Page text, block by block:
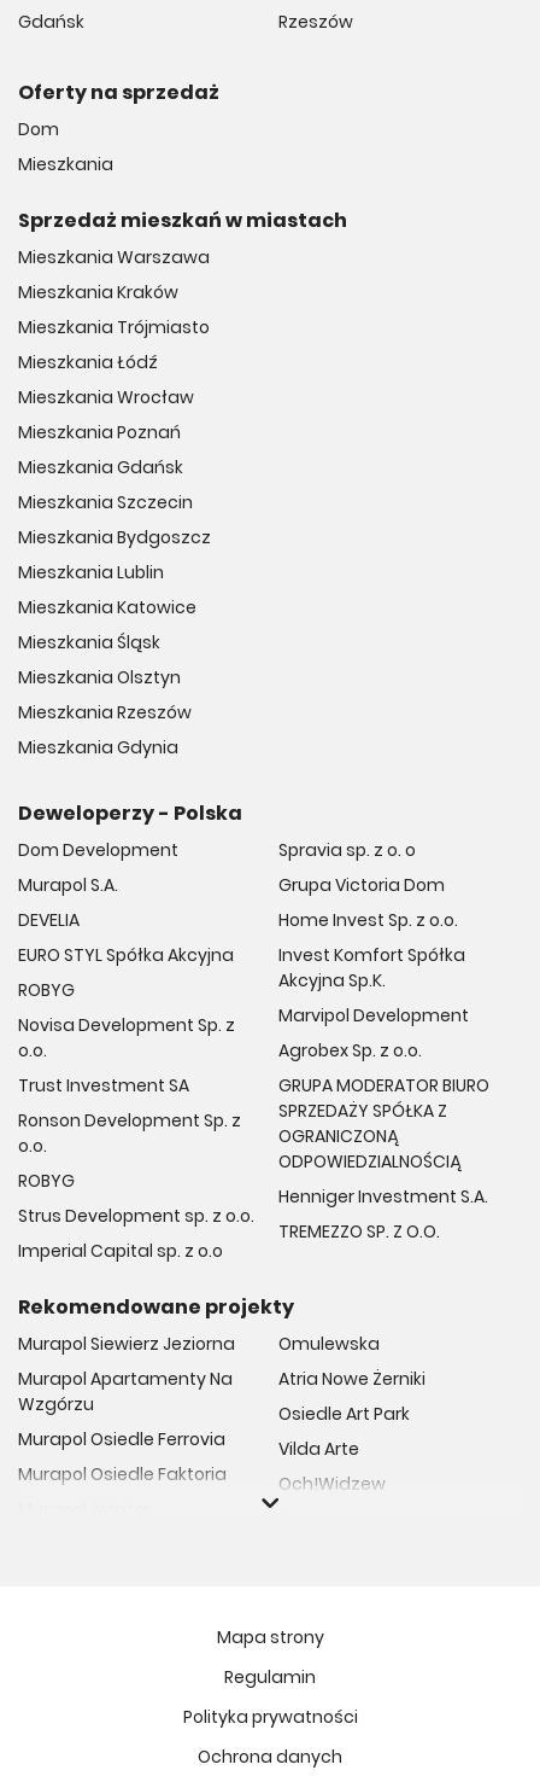
Gdańsk
Rzeszów
Oferty na sprzedaż
Dom
Mieszkania
Sprzedaż mieszkań w miastach
Mieszkania Warszawa
Mieszkania Kraków
Mieszkania Trójmiasto
Mieszkania Łódź
Mieszkania Wrocław
Mieszkania Poznań
Mieszkania Gdańsk
Mieszkania Szczecin
Mieszkania Bydgoszcz
Mieszkania Lublin
Mieszkania Katowice
Mieszkania Śląsk
Mieszkania Olsztyn
Mieszkania Rzeszów
Mieszkania Gdynia
Deweloperzy - Polska
Dom Development
Murapol S.A.
DEVELIA
EURO STYL Spółka Akcyjna
ROBYG
Novisa Development Sp. z
o.o.
Trust Investment SA
Ronson Development Sp. z
o.o.
ROBYG
Strus Development sp. z o.o.
Imperial Capital sp. z o.o
Spravia sp. z o. o
Grupa Victoria Dom
Home Invest Sp. z o.o.
Invest Komfort Spółka
Akcyjna Sp.K.
Marvipol Development
Agrobex Sp. z o.o.
GRUPA MODERATOR BIURO
SPRZEDAŻY SPÓŁKA Z
OGRANICZONĄ
ODPOWIEDZIALNOŚCIĄ
Henniger Investment S.A.
TREMEZZO SP. Z O.O.
Rekomendowane projekty
Murapol Siewierz Jeziorna
Murapol Apartamenty Na
Wzgórzu
Murapol Osiedle Ferrovia
Murapol Osiedle Faktoria
Murapol Osiedle Szafirove
Omulewska
Atria Nowe Żerniki
Osiedle Art Park
Vilda Arte
Och!Widzew
Fort Natura Etap II
Osiedle Imbramowskie
Mapa strony
Regulamin
Polityka prywatności
Ochrona danych